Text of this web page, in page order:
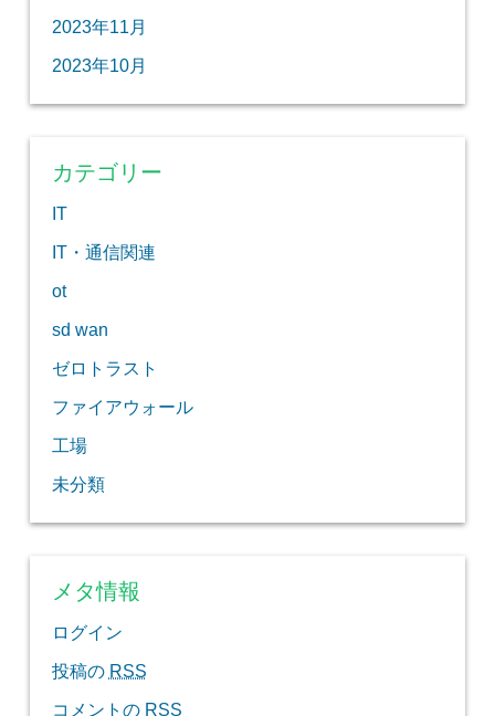
2023年11月
2023年10月
カテゴリー
IT
IT・通信関連
ot
sd wan
ゼロトラスト
ファイアウォール
工場
未分類
メタ情報
ログイン
投稿の RSS
コメントの RSS